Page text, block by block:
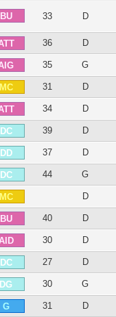
BU 33 D
36
D
35
G
MC 31
D
34
D
DC 39
D
DD 37
D
DC 44
G
MC
D
BU 40
D
30
D
DC 27
D
DG 30 G
G 31 D